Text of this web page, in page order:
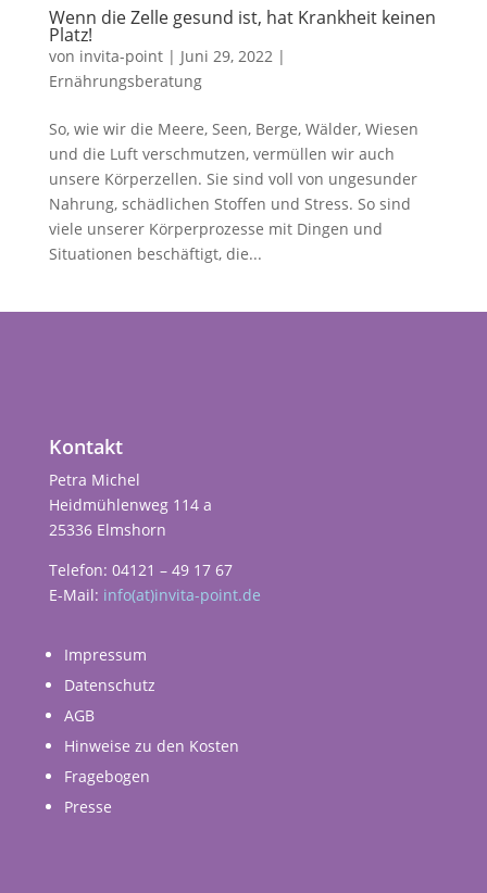
Wenn die Zelle gesund ist, hat Krankheit keinen
Platz!
von invita-point| Juni 29, 2022|
Ernährungsberatung
So, wie wir die Meere, Seen, Berge, Wälder, Wiesen
und die Luft verschmutzen, vermüllen wir auch
unsere Körperzellen. Sie sind voll von ungesunder
Nahrung, schädlichen Stoffen und Stress. So sind
viele unserer Körperprozesse mit Dingen und
Situationen beschäftigt, die...
Kontakt
Petra Michel
Heidmühlenweg 114 a
25336 Elmshorn
Telefon: 04121 – 49 17 67
E-Mail: info(at)invita-point.de
Impressum
Datenschutz
AGB
Hinweise zu den Kosten
Fragebogen
Presse